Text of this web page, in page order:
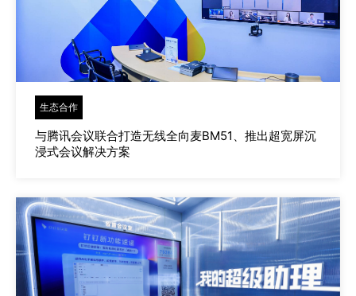
生态合作
与腾讯会议联合打造无线全向麦BM51、推出超宽屏沉
浸式会议解决方案